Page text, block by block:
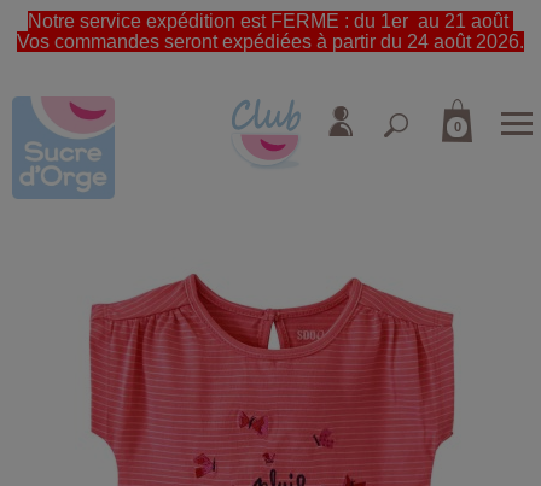
Notre service expédition est FERME : du 1er au 21 août
Vos commandes seront expédiées à partir du 24 août 2026.
0